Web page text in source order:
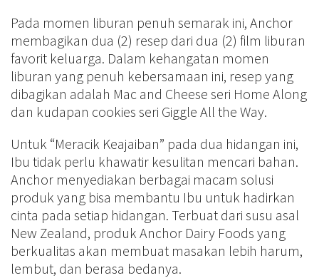
Pada momen liburan penuh semarak ini, Anchor
membagikan dua (2) resep dari dua (2) film liburan
favorit keluarga. Dalam kehangatan momen
liburan yang penuh kebersamaan ini, resep yang
dibagikan adalah Mac and Cheese seri Home Along
dan kudapan cookies seri Giggle All the Way.
Untuk “Meracik Keajaiban” pada dua hidangan ini,
Ibu tidak perlu khawatir kesulitan mencari bahan.
Anchor menyediakan berbagai macam solusi
produk yang bisa membantu Ibu untuk hadirkan
cinta pada setiap hidangan. Terbuat dari susu asal
New Zealand, produk Anchor Dairy Foods yang
berkualitas akan membuat masakan lebih harum,
lembut, dan berasa bedanya.